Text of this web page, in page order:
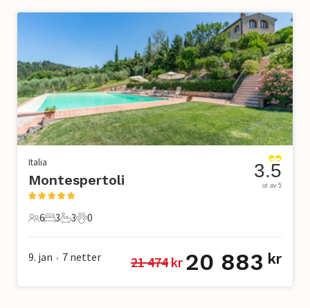
Italia
Montespertoli
6 Gjester
6
3 Soverom
3
3 Bad
3
0 Kjæledyr
0
3.5
ut av 5
9. jan • 7 netter 21 474 kr 20 883 kr